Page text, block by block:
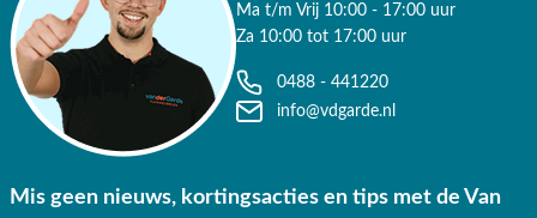
Ma t/m Vrij 10:00 - 17:00 uur
Za 10:00 tot 17:00 uur
0488 - 441220
info@vdgarde.nl
Mis geen nieuws, kortingsacties en tips met de Van